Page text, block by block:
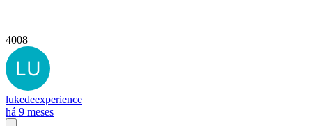
4008
lukedeexperience
há 9 meses